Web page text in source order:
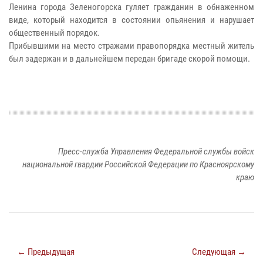
Ленина города Зеленогорска гуляет гражданин в обнаженном
виде, который находится в состоянии опьянения и нарушает
общественный порядок.
Прибывшими на место стражами правопорядка местный житель
был задержан и в дальнейшем передан бригаде скорой помощи.
Пресс-служба Управления Федеральной службы войск
национальной гвардии Российской Федерации по Красноярскому
краю
← Предыдущая Следующая →